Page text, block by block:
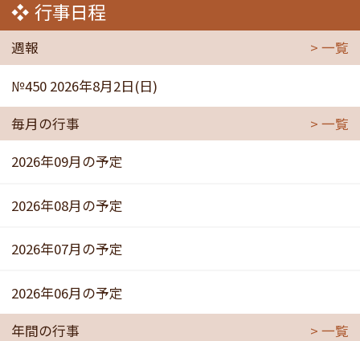
行事日程
週報
一覧
№450 2026年8月2日(日)
毎月の行事
一覧
2026年09月の予定
2026年08月の予定
2026年07月の予定
2026年06月の予定
年間の行事
一覧